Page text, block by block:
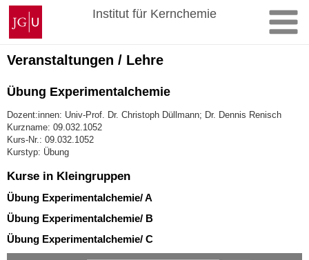
Zum
Inhalt
springen
Johannes
Gutenberg-
Universität
Mainz
Institut für Kernchemie
Veranstaltungen / Lehre
Übung Experimentalchemie
Dozent:innen: Univ-Prof. Dr. Christoph Düllmann; Dr. Dennis Renisch
Kurzname: 09.032.1052
Kurs-Nr.: 09.032.1052
Kurstyp: Übung
Kurse in Kleingruppen
Übung Experimentalchemie/ A
Übung Experimentalchemie/ B
Übung Experimentalchemie/ C